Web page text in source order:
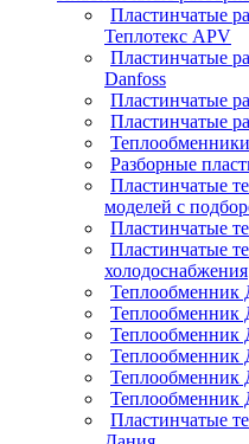
Пластинчатые
Теплотекс APV
Пластинчатые
Danfoss
Пластинчатые
Пластинчатые
Разборные
Пластинчатые
моделей с
Пластинчатые
Пластинчатые
холодоснабжения
Теплообменник
Теплообменник
Теплообменник
Теплообменник
Теплообменник
Теплообменник
Пластинчатые